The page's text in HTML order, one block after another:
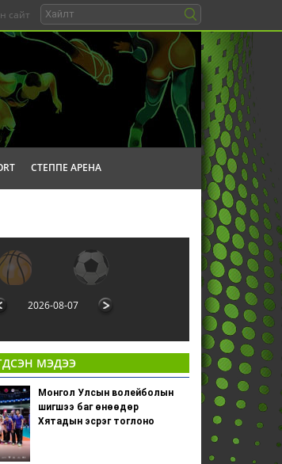
сайт
СТЕППЕ АРЕНА
2026-08-07
МЭДЭЭ
Монгол Улсын волейболын
шигшээ баг өнөөдөр
Хятадын эсрэг тоглоно